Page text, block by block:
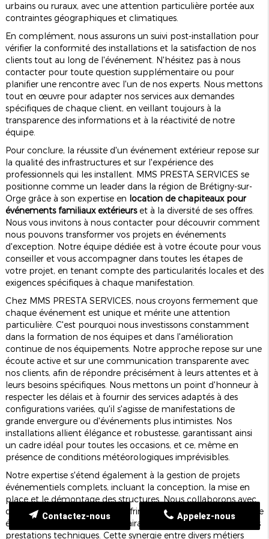
urbains ou ruraux, avec une attention particulière portée aux
contraintes géographiques et climatiques.
En complément, nous assurons un suivi post-installation pour
vérifier la conformité des installations et la satisfaction de nos
clients tout au long de l'événement. N'hésitez pas à nous
contacter pour toute question supplémentaire ou pour
planifier une rencontre avec l'un de nos experts. Nous mettons
tout en œuvre pour adapter nos services aux demandes
spécifiques de chaque client, en veillant toujours à la
transparence des informations et à la réactivité de notre
équipe.
Pour conclure, la réussite d'un événement extérieur repose sur
la qualité des infrastructures et sur l'expérience des
professionnels qui les installent. MMS PRESTA SERVICES se
positionne comme un leader dans la région de Brétigny-sur-
Orge grâce à son expertise en location de chapiteaux pour
événements familiaux extérieurset à la diversité de ses offres.
Nous vous invitons à nous contacter pour découvrir comment
nous pouvons transformer vos projets en événements
d'exception. Notre équipe dédiée est à votre écoute pour vous
conseiller et vous accompagner dans toutes les étapes de
votre projet, en tenant compte des particularités locales et des
exigences spécifiques à chaque manifestation.
Chez MMS PRESTA SERVICES, nous croyons fermement que
chaque événement est unique et mérite une attention
particulière. C'est pourquoi nous investissons constamment
dans la formation de nos équipes et dans l'amélioration
continue de nos équipements. Notre approche repose sur une
écoute active et sur une communication transparente avec
nos clients, afin de répondre précisément à leurs attentes et à
leurs besoins spécifiques. Nous mettons un point d'honneur à
respecter les délais et à fournir des services adaptés à des
configurations variées, qu'il s'agisse de manifestations de
grande envergure ou d'événements plus intimistes. Nos
installations allient élégance et robustesse, garantissant ainsi
un cadre idéal pour toutes les occasions, et ce, même en
présence de conditions météorologiques imprévisibles.
Notre expertise s'étend également à la gestion de projets
événementiels complets, incluant la conception, la mise en
place et le démontage des structures. Nous collaborons avec
des partenaires locaux pour offrir un service global qui englobe
également la décoration, l'éclairage, la sonorisation et d'autres
prestations techniques. Cette synergie entre divers métiers
Appelez-nous
Contactez-nous